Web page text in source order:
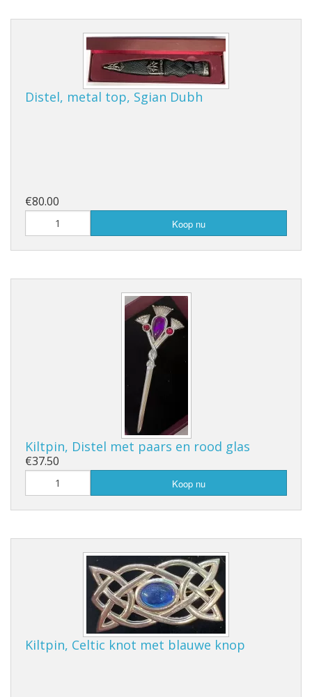
Distel, metal top, Sgian Dubh
€80.00
Koop nu
Kiltpin, Distel met paars en rood glas
€37.50
Koop nu
Kiltpin, Celtic knot met blauwe knop